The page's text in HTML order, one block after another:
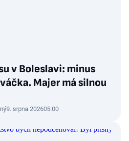
v Boleslavi: minus
Majer má silnou
9. srpna 202605:00